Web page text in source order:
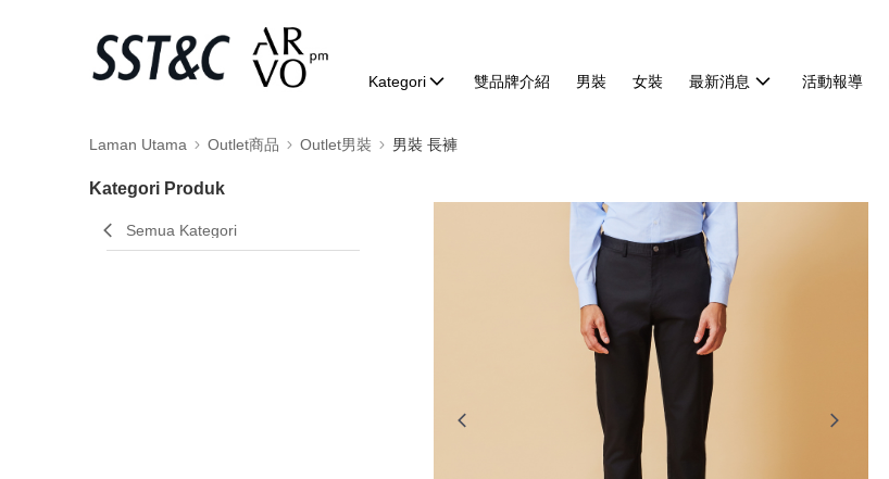
Kategori 雙品牌介紹 男裝 女裝 最新消息 活動報導
Laman Utama Outlet商品 Outlet男裝 男裝 長褲
Kategori Produk
Semua Kategori